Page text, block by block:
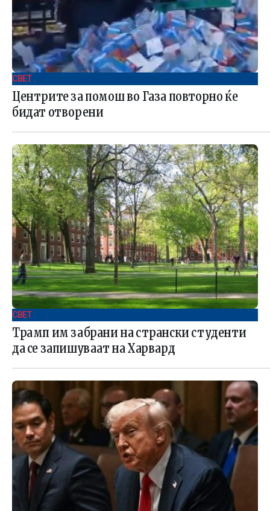
СВЕТ .
Центрите за помош во Газа повторно ќе
бидат отворени
СВЕТ .
Трамп им забрани на странски студенти
да се запишуваат на Харвард